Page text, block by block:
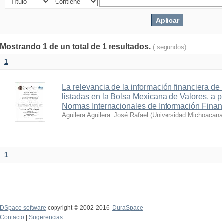
Mostrando 1 de un total de 1 resultados. ( segundos)
1
La relevancia de la información financiera
listadas en la Bolsa Mexicana de Valores, a
Normas Internacionales de Información
Aguilera Aguilera, José Rafael (Universidad
1
DSpace software copyright © 2002-2016
DuraSpace
Contacto
Sugerencias